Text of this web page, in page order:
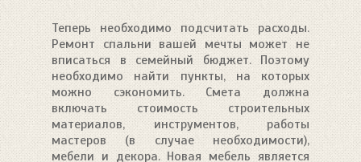
Теперь необходимо подсчитать расходы.
Ремонт спальни вашей мечты может не
вписаться в семейный бюджет. Поэтому
необходимо найти пункты, на которых
можно сэкономить. Смета должна
включать стоимость строительных
материалов, инструментов, работы
мастеров (в случае необходимости),
мебели и декора. Новая мебель является